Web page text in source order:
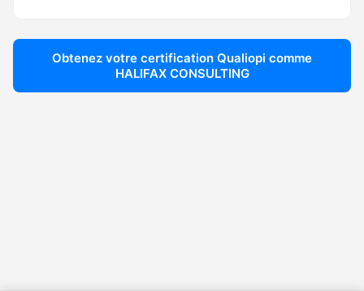
Obtenez votre certification Qualiopi comme
HALIFAX CONSULTING